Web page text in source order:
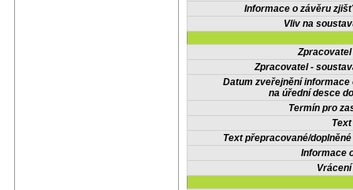
Informace o závěru
Vliv na
Zpracovatel -
Datum zveřejnění informace
na úřední desce
Termín pro
Text přepracované/
Informace